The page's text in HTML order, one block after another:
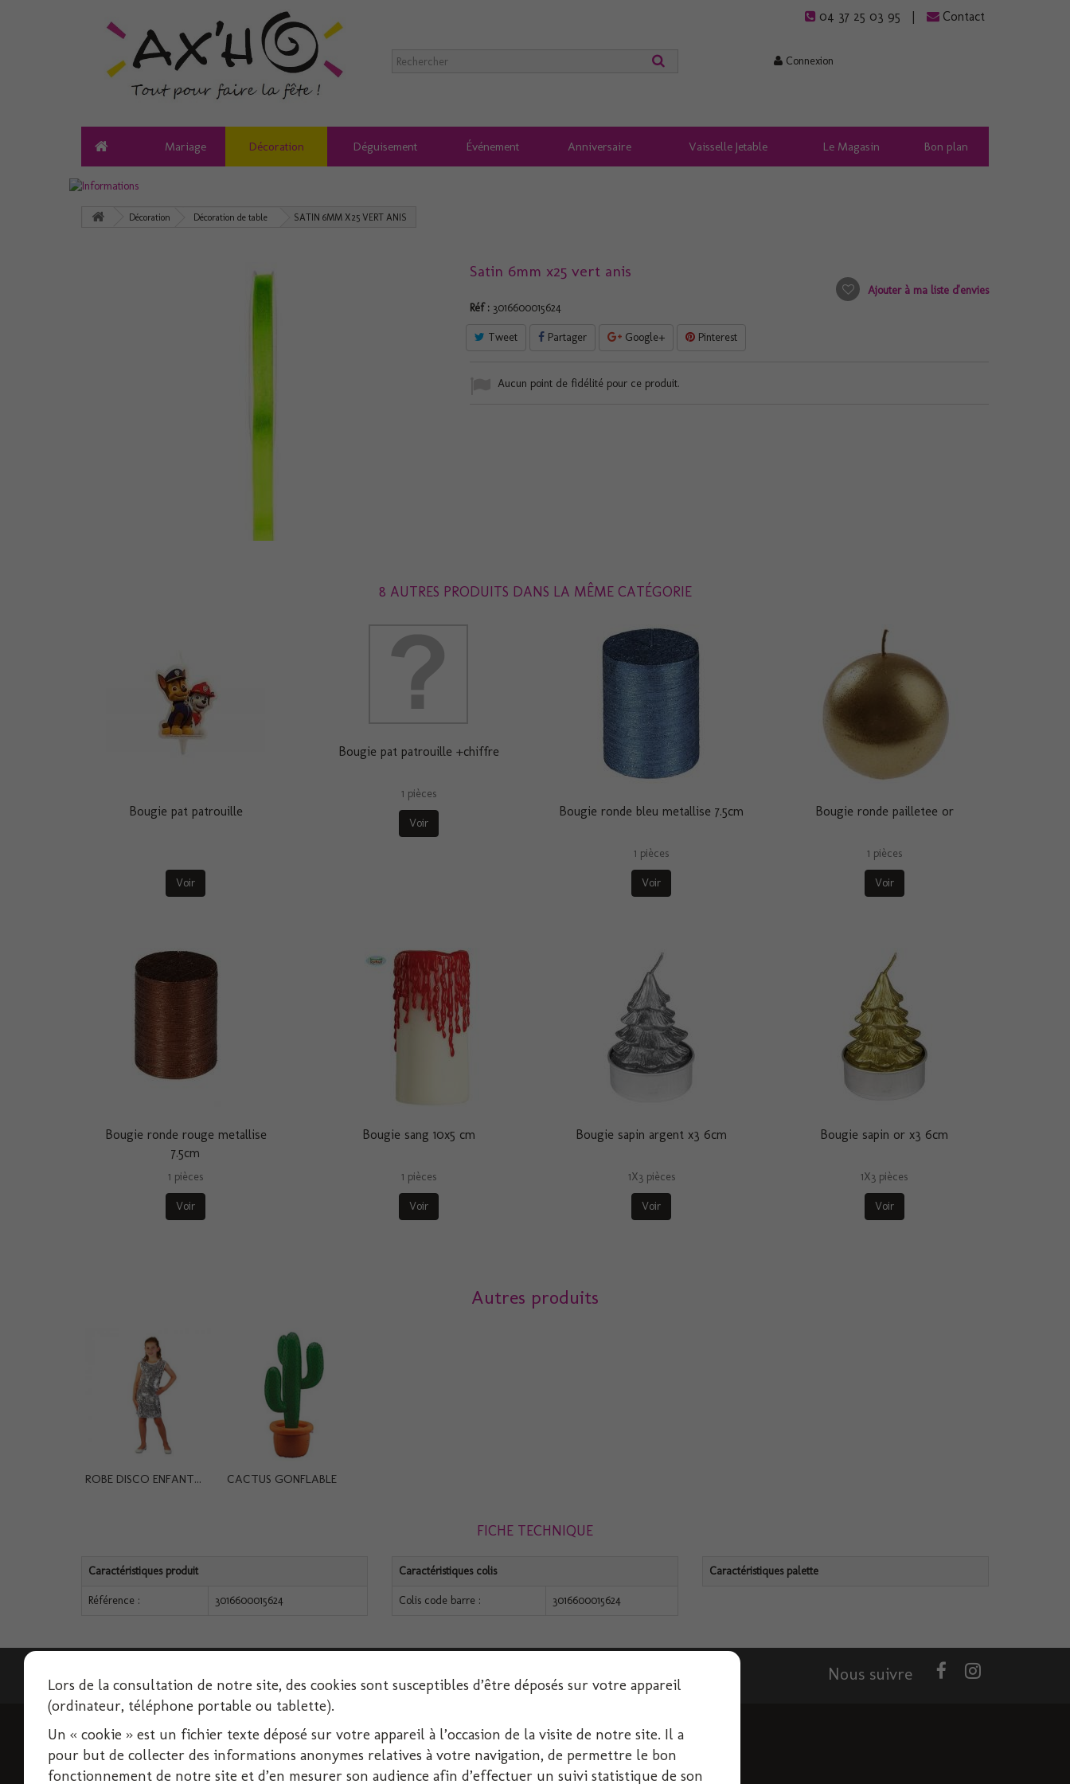
04 37 25 03 95 Contact
Connexion
Mariage Décoration Déguisement Événement Anniversaire Vaisselle Jetable Le Magasin Bon plan
Décoration Décoration de table SATIN 6MM X25 VERT ANIS
Satin 6mm x25 vert anis
Réf : 3016600015624
Ajouter à ma liste d'envies
Tweet Partager Google+ Pinterest
Aucun point de fidélité pour ce produit.
8 AUTRES PRODUITS DANS LA MÊME CATÉGORIE
Bougie pat patrouille
Voir
Bougie pat patrouille +chiffre
1 pièces
Voir
Bougie ronde bleu metallise 7.5cm
1 pièces
Voir
Bougie ronde pailletee or
1 pièces
Voir
Bougie ronde rouge metallise
7.5cm
1 pièces
Voir
Bougie sang 10x5 cm
1 pièces
Voir
Bougie sapin argent x3 6cm
1X3 pièces
Voir
Bougie sapin or x3 6cm
1X3 pièces
Voir
Autres produits
ROBE DISCO ENFANT... CACTUS GONFLABLE
FICHE TECHNIQUE
Caractéristiques produit
Référence : 3016600015624
Caractéristiques colis
Colis code barre : 3016600015624
Caractéristiques palette
Nous suivre
INFORMATIONS
Livraison
SERVICE CLIENT
Décoration-Fête.com, FIRPLAST
Lors de la consultation de notre site, des cookies sont susceptibles d’être déposés sur votre appareil
(ordinateur, téléphone portable ou tablette).
Un « cookie » est un fichier texte déposé sur votre appareil à l’occasion de la visite de notre site. Il a
pour but de collecter des informations anonymes relatives à votre navigation, de permettre le bon
fonctionnement de notre site et d’en mesurer son audience afin d’effectuer un suivi statistique de son